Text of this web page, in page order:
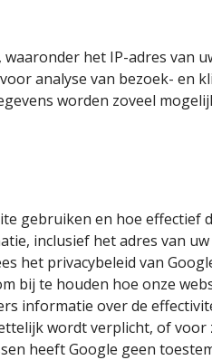
het IP-adres van
analyse van bezoek- en
worden zoveel
gebruiken en hoe effectief
inclusief het adres van
het privacybeleid van
bij te houden hoe onze
informatie over de
wordt verplicht, of
heeft Google geen